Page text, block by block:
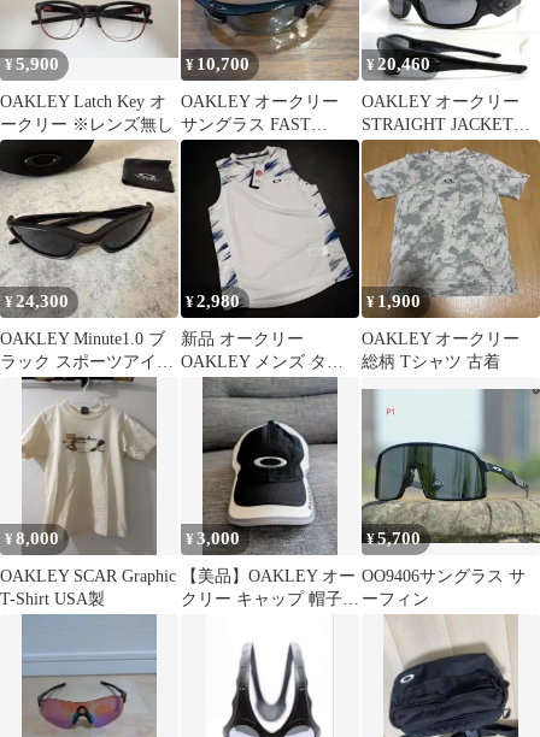
¥5,900
OAKLEY Latch Key オ
ークリー ※レンズ無し
¥ 10,700
OAKLEY オークリー
サングラス FAST
JACKET
¥20,460
OAKLEY オークリー
STRAIGHT JACKET
OO09039 MBK
¥24,300
OAKLEY Minute1.0 ブ
ラック スポーツアイウ
ェア サングラス
¥2,980
新品 オークリー
OAKLEY メンズ タン
クトップ シャツ ウェア
¥ 1,900
OAKLEY オークリー
総柄 Tシャツ 古着
¥8,000
OAKLEY SCAR Graphic
T-Shirt USA製
¥3,000
【美品】OAKLEY オー
クリー キャップ 帽子
¥5,700
OO9406サングラス サ
ーフィン